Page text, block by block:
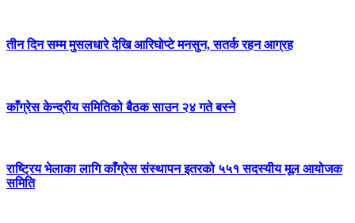
तीन दिन सम्म मुसलधारे देखि आरिघोप्टे मनसुन, सतर्क रहन आग्रह
काँग्रेस केन्द्रीय समितिको बैठक साउन २४ गते बस्ने
राष्ट्रिय भेलाका लागि काँग्रेस संस्थापन इतरको ५५१ सदस्यीय मूल आयोजक
समिति